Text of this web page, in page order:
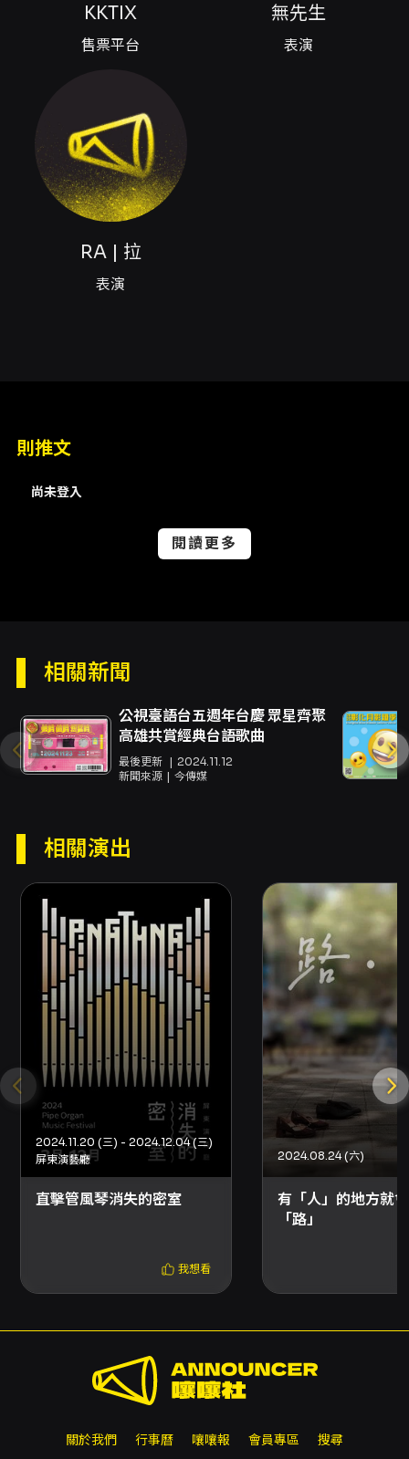
與行事曆： - 購票／報名連結（頁面提供前往
KKTIX 的報名按鈕） - iCal/Outlook 行事曆：
https://thepillars.kktix.cc/events/
NASA 與《Johnny B. Goode》的參照）。
注意事項
- 入場時間：19:30 開放入場，20:00 準時開
始。 - 票價說明：預售票 TWD 500；活動當日
現場票 TWD 600。 - 場地地址：台中篤行路13
號3樓（柱 THE PILLARS）。 - 容量資訊：活動
頁面顯示總量 200（頁面亦顯示當前報名數 0 /
200）。 - 若需聯絡主辦單位或詢問活動問題，
KKTIX
售票平台
無先生
表演
RA | 拉
表演
則推文
尚未登入
閱讀更多
相關新聞
公視臺語台五週年台慶 眾星齊聚
高雄共賞經典台語歌曲
最後更新
2024.11.12
新聞來源
今傳媒
相關演出
2024.11.20 (三) - 2024.12.04 (三)
屏東演藝廳
直擊管風琴消失的密室
我想看
2024.08.24 (六)
有「人」的地方就
「路」
關於我們 行事曆 嚷嚷報 會員專區 搜尋